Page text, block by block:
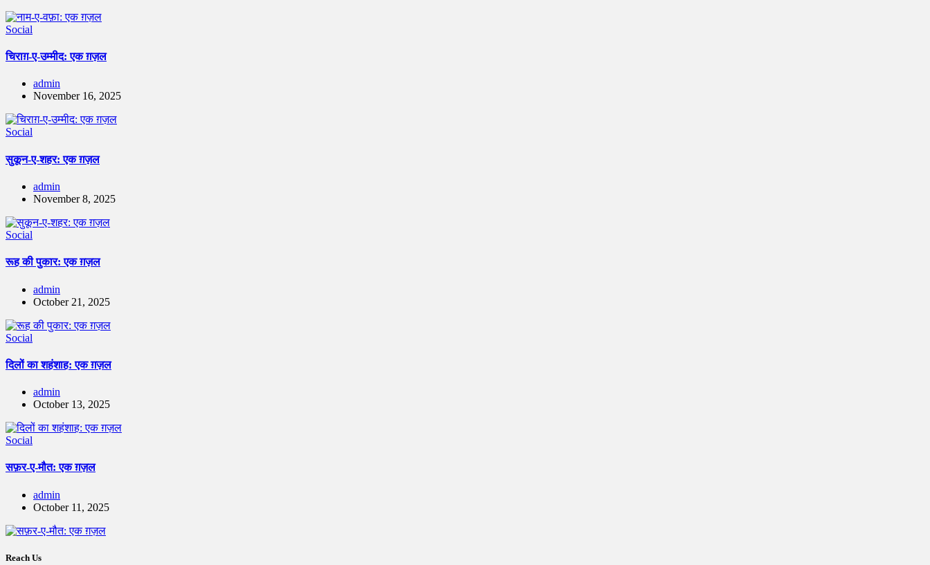
Social
चिराग़-ए-उम्मीद: एक ग़ज़ल
admin
November 16, 2025
Social
सुकून-ए-शहर: एक ग़ज़ल
admin
November 8, 2025
Social
रूह की पुकार: एक ग़ज़ल
admin
October 21, 2025
Social
दिलों का शहंशाह: एक ग़ज़ल
admin
October 13, 2025
Social
सफ़र-ए-मौत: एक ग़ज़ल
admin
October 11, 2025
Reach Us